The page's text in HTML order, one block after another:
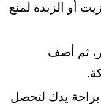
من الزيت أو الزبدة لمنع
ثم أضف
براحة يدك لتحصل